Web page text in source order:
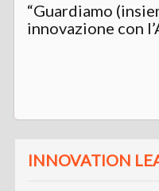
“Guardiamo
innovazione con
INNOVATION